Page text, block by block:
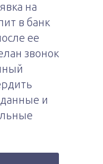
на
в банк
ее
звонок
и